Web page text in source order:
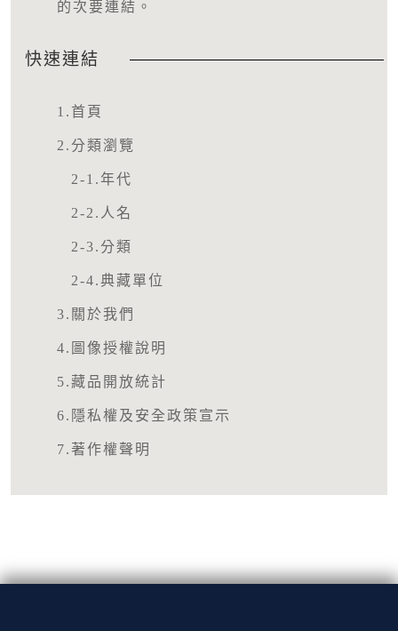
的次要連結。
快速連結
1.首頁
2.分類瀏覽
2-1.年代
2-2.人名
2-3.分類
2-4.典藏單位
3.關於我們
4.圖像授權說明
5.藏品開放統計
6.隱私權及安全政策宣示
7.著作權聲明